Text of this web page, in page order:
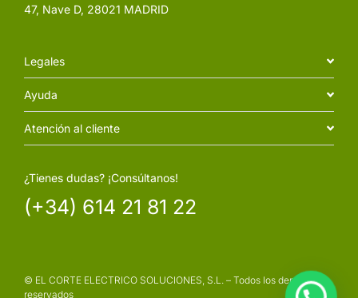
47, Nave D, 28021 MADRID
Legales
Ayuda
Atención al cliente
¿Tienes dudas? ¡Consúltanos!
(+34) 614 21 81 22
© EL CORTE ELECTRICO SOLUCIONES, S.L. – Todos los derechos
reservados